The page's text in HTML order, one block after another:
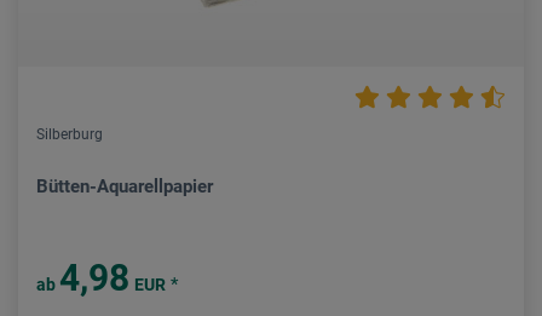
Silberburg
Bütten-Aquarellpapier
ab 4,98 EUR *